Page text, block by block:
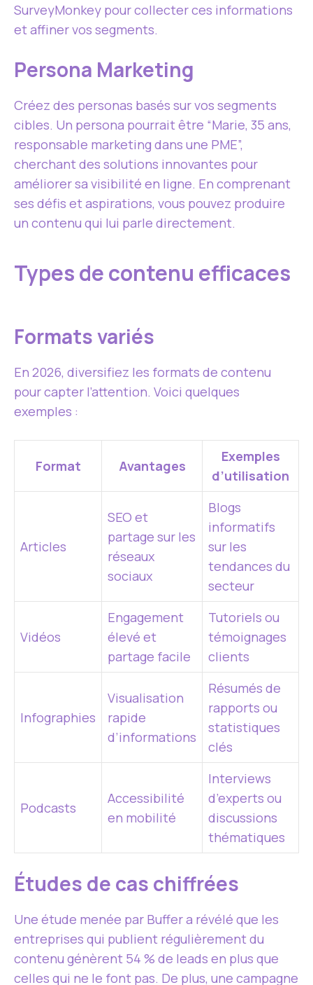
SurveyMonkey pour collecter ces informations
et affiner vos segments.
Persona Marketing
Créez des personas basés sur vos segments
cibles. Un persona pourrait être “Marie, 35 ans,
responsable marketing dans une PME”,
cherchant des solutions innovantes pour
améliorer sa visibilité en ligne. En comprenant
ses défis et aspirations, vous pouvez produire
un contenu qui lui parle directement.
Types de contenu efficaces
Formats variés
En 2026, diversifiez les formats de contenu
pour capter l’attention. Voici quelques
exemples :
Format Avantages
Exemples
d’utilisation
Articles
SEO et
partage sur les
réseaux
sociaux
Blogs
informatifs
sur les
tendances du
secteur
Vidéos
Engagement
élevé et
partage facile
Tutoriels ou
témoignages
clients
Infographies
Visualisation
rapide
d’informations
Résumés de
rapports ou
statistiques
clés
Podcasts
Accessibilité
en mobilité
Interviews
d’experts ou
discussions
thématiques
Études de cas chiffrées
Une étude menée par Buffer a révélé que les
entreprises qui publient régulièrement du
contenu génèrent 54 % de leads en plus que
celles qui ne le font pas. De plus, une campagne